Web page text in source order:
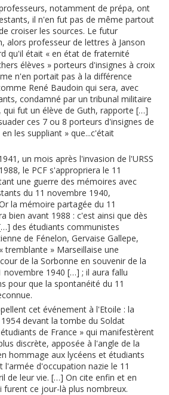
notamment de prépa, ont
il n'en fut pas de même partout
croiser les sources. Le futur
alors professeur de lettres à Janson
qu'il était « en état de fraternité
élèves » porteurs d'insignes à croix
n'en portait pas à la différence
René Baudoin qui sera, avec
condamné par un tribunal militaire
qui fut un élève de Guth, rapporte […]
ces 7 ou 8 porteurs d'insignes de
les suppliant » que...c'était
un mois après l'invasion de l'URSS
le PCF s'appropriera le 11
une guerre des mémoires avec
du 11 novembre 1940,
la mémoire partagée du 11
bien avant 1988 : c'est ainsi que dès
des étudiants communistes
de Fénelon, Gervaise Gallepe,
tremblante » Marseillaise une
de la Sorbonne en souvenir de la
novembre 1940 […] ; il aura fallu
pour que la spontanéité du 11
cet événement à l'Etoile : la
devant la tombe du Soldat
de France » qui manifestèrent
discrète, apposée à l'angle de la
hommage aux lycéens et étudiants
l'armée d'occupation nazie le 11
de leur vie. […] On cite enfin et en
furent ce jour-là plus nombreux.